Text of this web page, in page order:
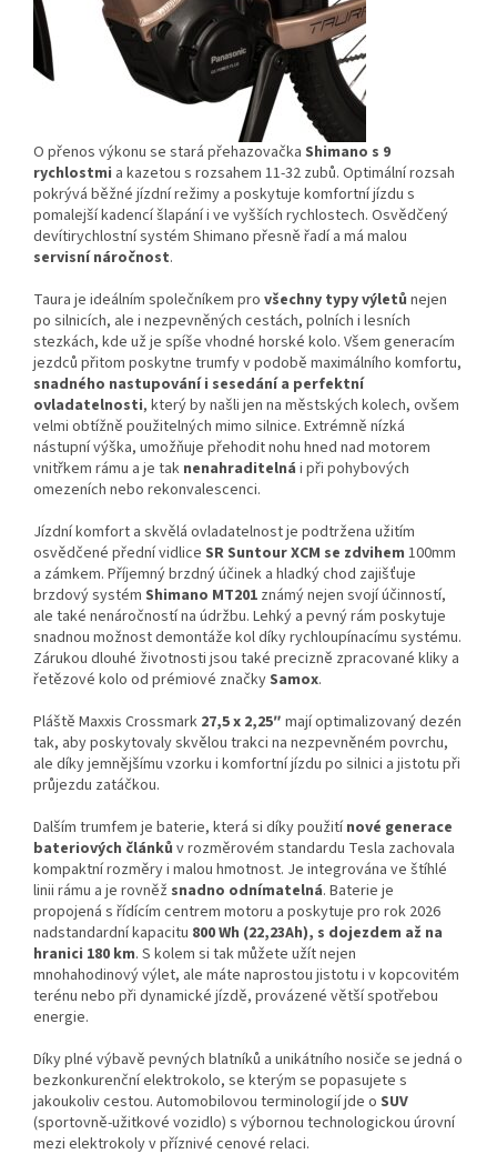
O přenos výkonu se stará přehazovačka Shimano s 9
rychlostmi a kazetou s rozsahem 11-32 zubů. Optimální rozsah
pokrývá běžné jízdní režimy a poskytuje komfortní jízdu s
pomalejší kadencí šlapání i ve vyšších rychlostech. Osvědčený
devítirychlostní systém Shimano přesně řadí a má malou
servisní náročnost.
Taura je ideálním společníkem pro všechny typy výletů nejen
po silnicích, ale i nezpevněných cestách, polních i lesních
stezkách, kde už je spíše vhodné horské kolo. Všem generacím
jezdců přitom poskytne trumfy v podobě maximálního komfortu,
snadného nastupování i sesedání a perfektní
ovladatelnosti, který by našli jen na městských kolech, ovšem
velmi obtížně použitelných mimo silnice. Extrémně nízká
nástupní výška, umožňuje přehodit nohu hned nad motorem
vnitřkem rámu a je tak nenahraditelná i při pohybových
omezeních nebo rekonvalescenci.
Jízdní komfort a skvělá ovladatelnost je podtržena užitím
osvědčené přední vidlice SR Suntour XCM se zdvihem 100mm
a zámkem. Příjemný brzdný účinek a hladký chod zajišťuje
brzdový systém Shimano MT201 známý nejen svojí účinností,
ale také nenáročností na údržbu. Lehký a pevný rám poskytuje
snadnou možnost demontáže kol díky rychloupínacímu systému.
Zárukou dlouhé životnosti jsou také precizně zpracované kliky a
řetězové kolo od prémiové značkySamox.
Pláště Maxxis Crossmark 27,5 x 2,25″ mají optimalizovaný dezén
tak, aby poskytovaly skvělou trakci na nezpevněném povrchu,
ale díky jemnějšímu vzorku i komfortní jízdu po silnici a jistotu při
průjezdu zatáčkou.
Dalším trumfem je baterie, která si díky použitínové generace
bateriových článků v rozměrovém standardu Tesla zachovala
kompaktní rozměry i malou hmotnost. Je integrována ve štíhlé
linii rámu a je rovněž snadno odnímatelná. Baterie je
propojená s řídícím centrem motoru a poskytuje pro rok 2026
nadstandardní kapacitu 800 Wh (22,23Ah), s dojezdem až na
hranici 180 km. S kolem si tak můžete užít nejen
mnohahodinový výlet, ale máte naprostou jistotu i v kopcovitém
terénu nebo při dynamické jízdě, provázené větší spotřebou
energie.
Díky plné výbavě pevných blatníků a unikátního nosiče se jedná o
bezkonkurenční elektrokolo, se kterým se popasujete s
jakoukoliv cestou. Automobilovou terminologií jde o SUV
(sportovně-užitkové vozidlo) s výbornou technologickou úrovní
mezi elektrokoly v příznivé cenové relaci.